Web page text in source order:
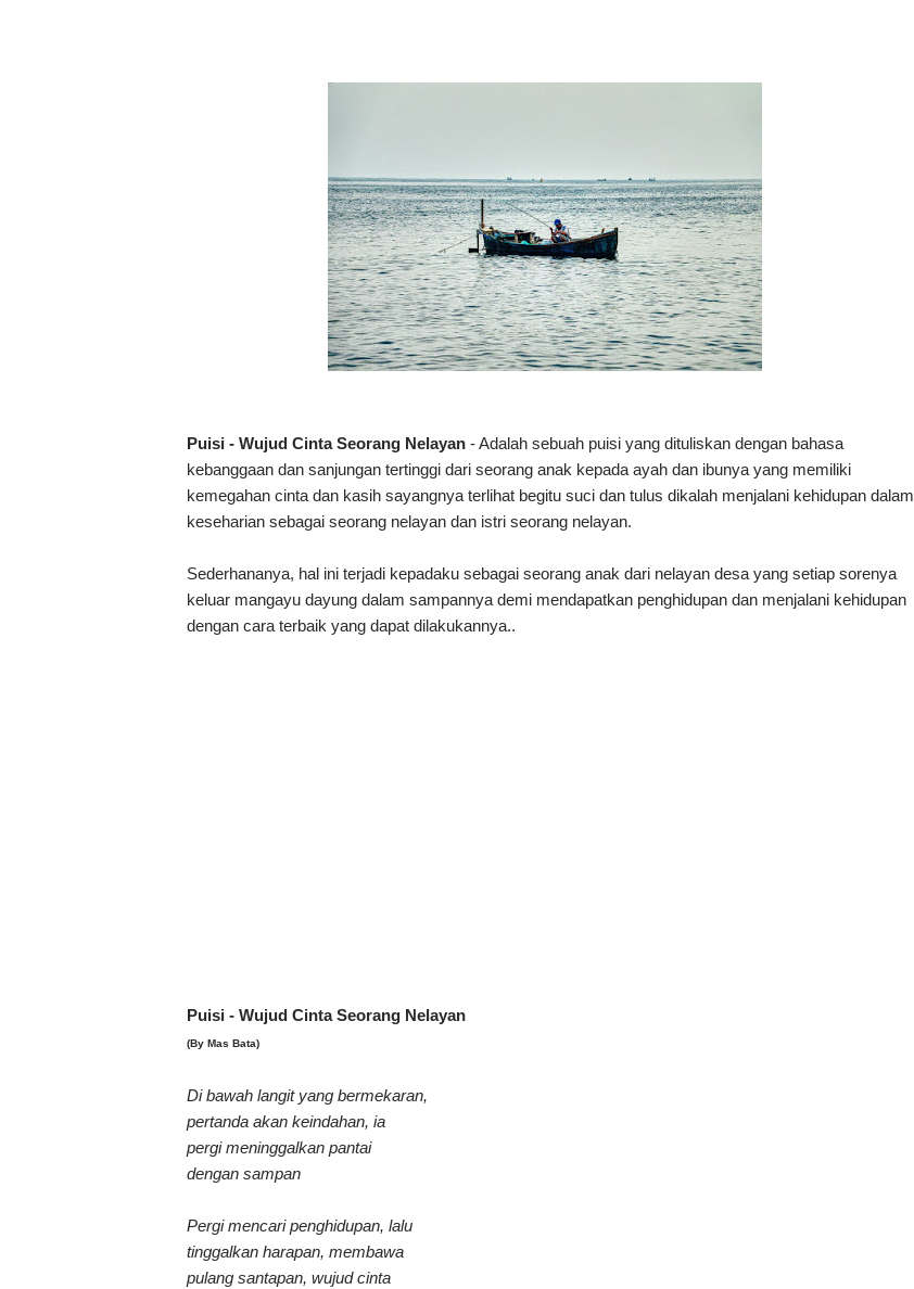
Puisi - Wujud Cinta Seorang Nelayan - Adalah sebuah puisi yang dituliskan dengan bahasa
kebanggaan dan sanjungan tertinggi dari seorang anak kepada ayah dan ibunya yang memiliki
kemegahan cinta dan kasih sayangnya terlihat begitu suci dan tulus dikalah menjalani kehidupan dalam
keseharian sebagai seorang nelayan dan istri seorang nelayan.
Sederhananya, hal ini terjadi kepadaku sebagai seorang anak dari nelayan desa yang setiap sorenya
keluar mangayu dayung dalam sampannya demi mendapatkan penghidupan dan menjalani kehidupan
dengan cara terbaik yang dapat dilakukannya..
Puisi - Wujud Cinta Seorang Nelayan
(By Mas Bata)
Di bawah langit yang bermekaran,
pertanda akan keindahan, ia
pergi meninggalkan pantai
dengan sampan
Pergi mencari penghidupan, lalu
tinggalkan harapan, membawa
pulang santapan, wujud cinta